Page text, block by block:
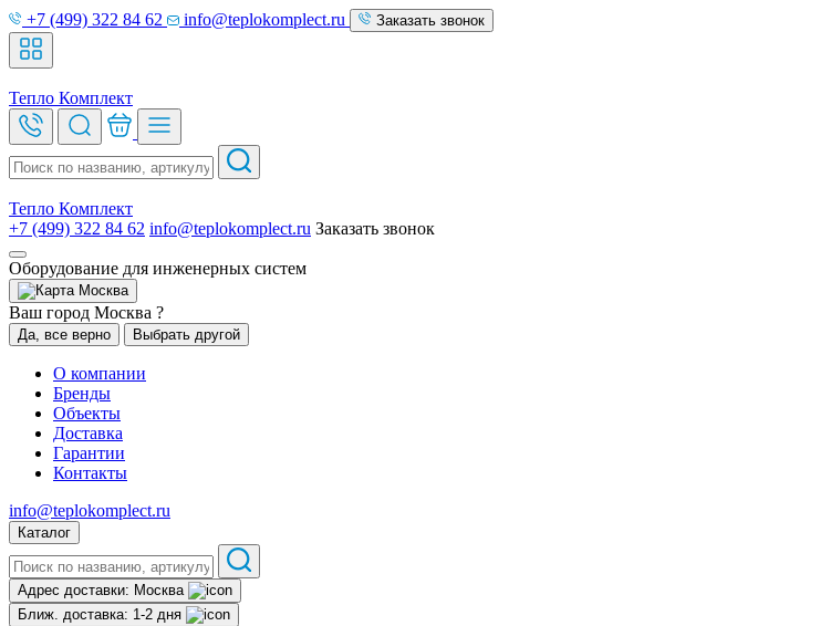
+7 (499) 322 84 62 info@teplokomplect.ru Заказать звонок
Тепло Комплект
Тепло Комплект
+7 (499) 322 84 62 info@teplokomplect.ru Заказать звонок
Оборудование для инженерных систем
Москва
Ваш город Москва ?
Да, все верно Выбрать другой
О компании
Бренды
Объекты
Доставка
Гарантии
Контакты
info@teplokomplect.ru
Каталог
Адрес доставки: Москва
Ближ. доставка: 1-2 дня